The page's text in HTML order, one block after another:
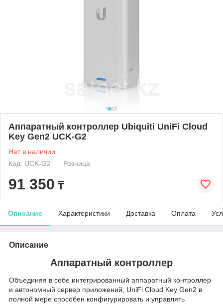
Аппаратный контроллер Ubiquiti UniFi Cloud
Key Gen2 UCK-G2
Нет в наличии
Код: UCK-G2
Розница
91 350 ₸
Описание Характеристики Доставка Оплата
Описание
Аппаратный контроллер
Объединяя в себе интегрированный аппаратный контроллер
и автономный сервер приложений, UniFi Cloud Key Gen2 в
полной мере способен конфигурировать и управлять